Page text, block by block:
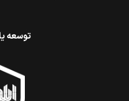
توسعه